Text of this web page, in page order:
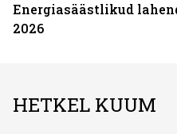
Energiasäästlikud
2026
HETKEL KUUM